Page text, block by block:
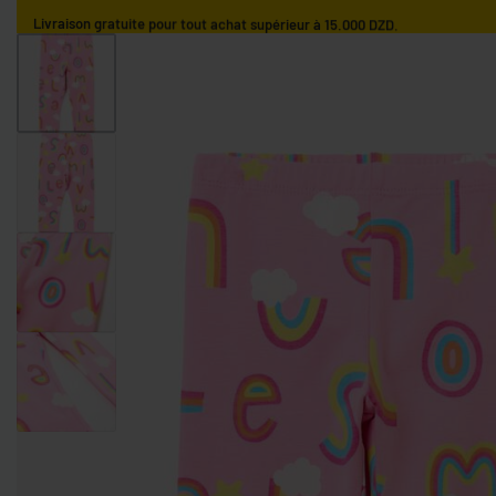
Livraison gratuite pour tout achat supérieur à 15.000 DZD.
ACCUEIL
GARÇONS 0-9 MOIS
FILLES 0-9 MOIS FILLES 9-36 MOIS